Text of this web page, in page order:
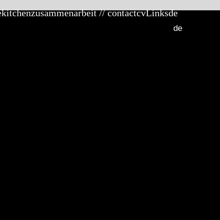
zusammenarbeit // contactcvLinksde
de